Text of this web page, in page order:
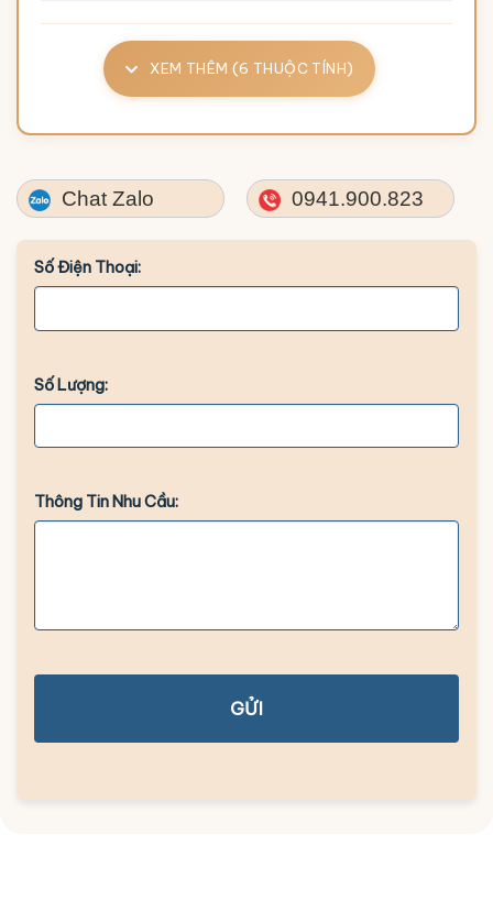
XEM THÊM (6 THUỘC TÍNH)
Chat Zalo 0941.900.823
Số Điện Thoại:
Số Lượng:
Thông Tin Nhu Cầu:
GỬI